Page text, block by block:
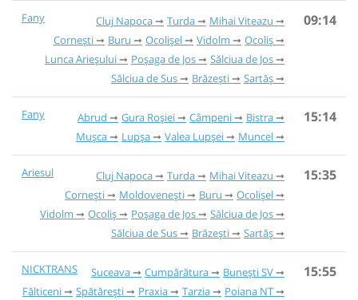
Fany Cluj Napoca Turda
Mihai Viteazu
Cornești
Buru Ocolișel Vidolm
Ocoliș
Lunca Arieșului
Poșaga de Jos
Sălciua de Jos
Sălciua de Sus
Brăzești Sartăș
09:14
Fany Abrud Gura Roșiei Câmpeni
Bistra
Mușca
Lupșa Valea Lupșei Muncel
15:14
Ariesul Cluj Napoca Turda
Mihai Viteazu
Cornești
Moldovenești Buru
Ocolișel
Vidolm
Ocoliș Poșaga de Jos
Sălciua de Jos
Sălciua de Sus
Brăzești Sartăș
15:35
NICKTRANS Suceava Cumpărătura
Bunești SV
Fălticeni
Spătărești Praxia Tarzia
Poiana NT
15:55